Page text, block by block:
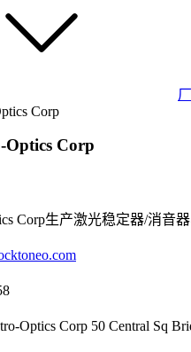
Optics Corp
Corp生产激光稳定器/消音
Optics Corp 50 Central Sq